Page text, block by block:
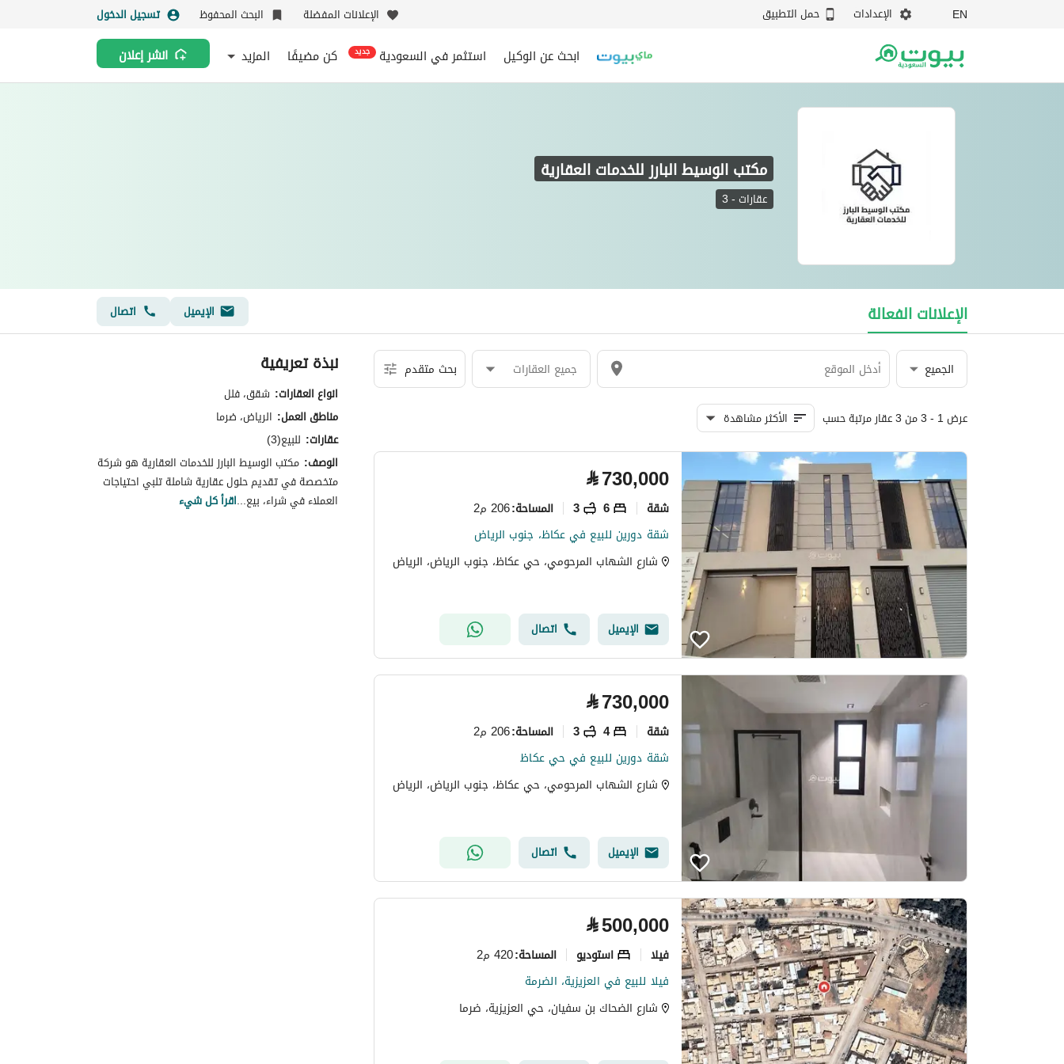
EN الإعدادات حمل التطبيق الإعلانات المفضلة البحث المحفوظ تسجيل الدخول
ابحث عن الوكيل استثمر في السعودية جديد كن مضيفًا المزيد انشر إعلان
مكتب الوسيط البارز للخدمات العقارية
عقارات-
3
الإعلانات الفعالة الإيميل اتصال مكتب الوسيط البارز للخدمات العقارية
الجميع جميع العقارات بحث متقدم
عرض 1 - 3 من 3 عقار مرتبة حسب الأكثر مشاهدة
⃁730,000
شقة 6
3 المساحة:206 م2
شقة دورين للبيع في عكاظ، جنوب الرياض
شارع الشهاب المرحومي، حي عكاظ، جنوب الرياض، الرياض
الإيميل اتصال
⃁730,000
شقة 4
3 المساحة:206 م2
شقة دورين للبيع في حي عكاظ
شارع الشهاب المرحومي، حي عكاظ، جنوب الرياض، الرياض
الإيميل اتصال
⃁500,000
فیلا استوديو المساحة:420 م2
فيلا للبيع في العزيزية، الضرمة
شارع الضحاك بن سفيان، حي العزيزية، ضرما
نبذة تعريفية
انواع العقارات: شقق، فلل
مناطق العمل: الرياض، ضرما
عقارات: للبيع(3)
الوصف: مكتب الوسيط البارز للخدمات العقارية هو شركة
متخصصة في تقديم حلول عقارية شاملة تلبي احتياجات
العملاء في شراء، بيع...اقرأ كل شيء